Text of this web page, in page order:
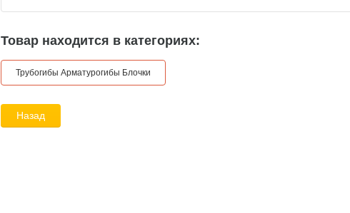
Товар находится в категориях:
Трубогибы Арматурогибы Блочки
Назад